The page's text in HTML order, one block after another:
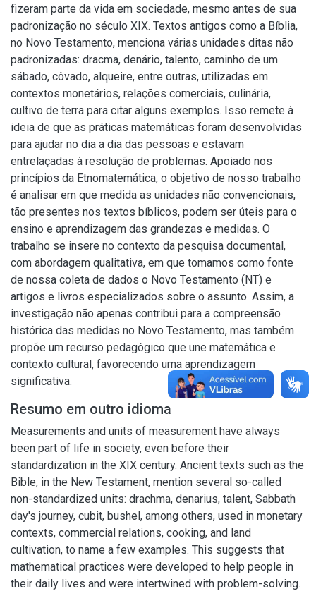
fizeram parte da vida em sociedade, mesmo antes de sua
padronização no século XIX. Textos antigos como a Bíblia,
no Novo Testamento, menciona várias unidades ditas não
padronizadas: dracma, denário, talento, caminho de um
sábado, côvado, alqueire, entre outras, utilizadas em
contextos monetários, relações comerciais, culinária,
cultivo de terra para citar alguns exemplos. Isso remete à
ideia de que as práticas matemáticas foram desenvolvidas
para ajudar no dia a dia das pessoas e estavam
entrelaçadas à resolução de problemas. Apoiado nos
princípios da Etnomatemática, o objetivo de nosso trabalho
é analisar em que medida as unidades não convencionais,
tão presentes nos textos bíblicos, podem ser úteis para o
ensino e aprendizagem das grandezas e medidas. O
trabalho se insere no contexto da pesquisa documental,
com abordagem qualitativa, em que tomamos como fonte
de nossa coleta de dados o Novo Testamento (NT) e
artigos e livros especializados sobre o assunto. Assim, a
investigação não apenas contribui para a compreensão
histórica das medidas no Novo Testamento, mas também
propõe um recurso pedagógico que une matemática e
contexto cultural, favorecendo uma aprendizagem
significativa.
Resumo em outro idioma
Measurements and units of measurement have always
been part of life in society, even before their
standardization in the XIX century. Ancient texts such as the
Bible, in the New Testament, mention several so-called
non-standardized units: drachma, denarius, talent, Sabbath
day's journey, cubit, bushel, among others, used in monetary
contexts, commercial relations, cooking, and land
cultivation, to name a few examples. This suggests that
mathematical practices were developed to help people in
their daily lives and were intertwined with problem-solving.